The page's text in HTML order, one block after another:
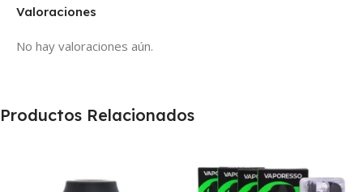
Valoraciones
No hay valoraciones aún.
Productos Relacionados